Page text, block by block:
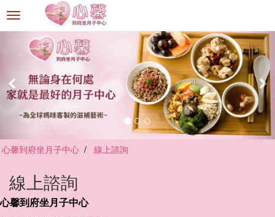
選
單
心馨到府坐月子中心 線上諮詢
線上諮詢
心馨到府坐月子中心